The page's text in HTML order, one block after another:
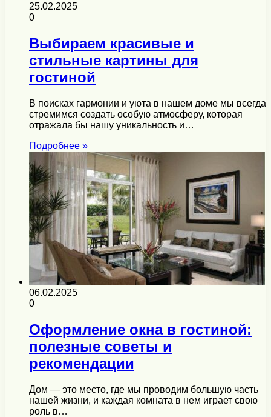
25.02.2025
0
Выбираем красивые и
стильные картины для
гостиной
В поисках гармонии и уюта в нашем доме мы всегда
стремимся создать особую атмосферу, которая
отражала бы нашу уникальность и…
Подробнее »
06.02.2025
0
Оформление окна в гостиной:
полезные советы и
рекомендации
Дом — это место, где мы проводим большую часть
нашей жизни, и каждая комната в нем играет свою
роль в…